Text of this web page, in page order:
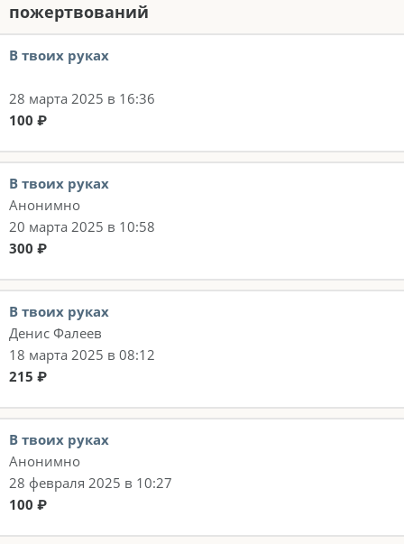
пожертвований
В твоих руках
28 марта 2025 в 16:36
100 ₽
В твоих руках
Анонимно
20 марта 2025 в 10:58
300 ₽
В твоих руках
Денис Фалеев
18 марта 2025 в 08:12
215 ₽
В твоих руках
Анонимно
28 февраля 2025 в 10:27
100 ₽